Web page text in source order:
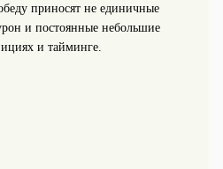
приносят не единичные
и постоянные небольшие
и тайминге.